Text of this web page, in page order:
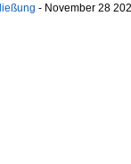
- November 28